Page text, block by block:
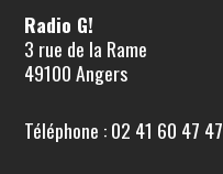
Radio G!
3 rue de la Rame
49100 Angers
Téléphone : 02 41 60 47 47